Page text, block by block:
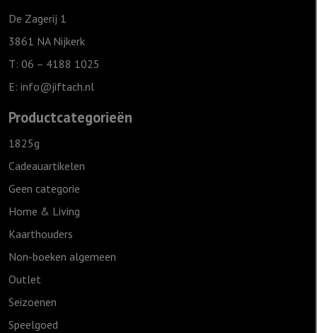
De Zagerij 1
3861 NA Nijkerk
T: 06 – 4188 1025
E: info@jiftach.nl
Productcategorieën
1825g
Cadeauartikelen
Geen categorie
Home & Living
Kaarthouders
Non-boeken algemeen
Outlet
Seizoenen
Speelgoed